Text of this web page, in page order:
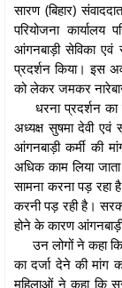
सारण (बिहार)
परियोजना
आंगनबाड़ी सेविका
प्रदर्शन किया। इस
को लेकर जमकर
धरना प्रदर्शन का
अध्यक्ष सुषमा देवी
आंगनबाड़ी कर्मी की
अधिक काम लिया
सामना करना पड़ रहा
करनी पड़ रही है।
होने के कारण
उन लोगों ने कहा कि
का दर्जा देने की मांग
महिलाओं ने कहा कि